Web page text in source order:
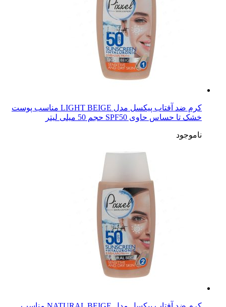
کرم ضد آفتاب پیکسل مدل LIGHT BEIGE مناسب پوست
خشک تا حساس حاوی SPF50 حجم 50 میلی لیتر
ناموجود